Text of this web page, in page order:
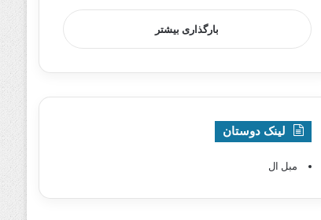
بارگذاری بیشتر
لینک دوستان
مبل ال